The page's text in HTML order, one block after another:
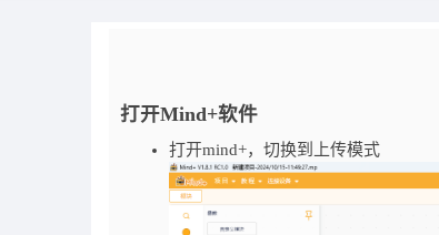
打开Mind+软件
打开mind+，切换到上传模式